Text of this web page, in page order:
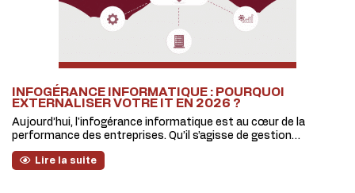
INFOGÉRANCE INFORMATIQUE : POURQUOI
EXTERNALISER VOTRE IT EN 2026 ?
Aujourd’hui, l'infogérance informatique est au cœur de la
performance des entreprises. Qu’il s’agisse de gestion…
Lire la suite